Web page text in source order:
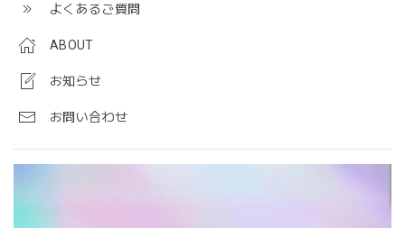
よくあるご質問
ABOUT
お知らせ
お問い合わせ